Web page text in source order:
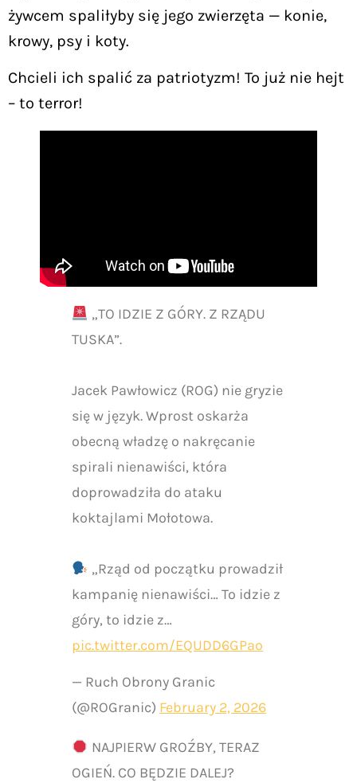
żywcem spaliłyby się jego zwierzęta — konie,
krowy, psy i koty.
Chcieli ich spalić za patriotyzm! To już nie hejt
– to terror!
„TO IDZIE Z GÓRY. Z RZĄDU
TUSKA”.
Jacek Pawłowicz (ROG) nie gryzie
się w język. Wprost oskarża
obecną władzę o nakręcanie
spirali nienawiści, która
doprowadziła do ataku
koktajlami Mołotowa.
„Rząd od początku prowadził
kampanię nienawiści… To idzie z
góry, to idzie z…
pic.twitter.com/EQUDD6GPao
— Ruch Obrony Granic
(@ROGranic) February 2, 2026
NAJPIERW GROŹBY, TERAZ
OGIEŃ. CO BĘDZIE DALEJ?